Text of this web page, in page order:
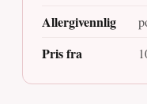
Allergivennlig
Pris fra